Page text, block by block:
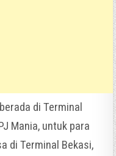
di Terminal
Mania, untuk para
di Terminal Bekasi,